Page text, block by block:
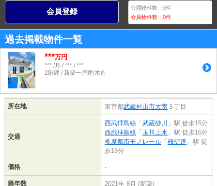
会員登録 公開物件数：0件
会員物件数：0件
過去掲載物件一覧
***万円
*** /月 / *** / ***
2階建 / 新築一戸建/木造
所在地 東京都武蔵村山市大南 ３丁目
交通
西武拝島線 「 武蔵砂川 」駅 徒歩15分
西武拝島線 「 玉川上水 」駅 徒歩16分
多摩都市モノレール 「 桜街道 」駅 徒
歩16分
価格 -
築年数 2021年 8月 (新築)